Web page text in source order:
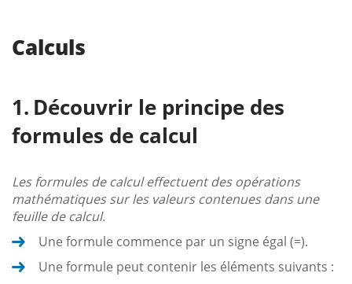
Calculs
Découvrir le principe des
formules de calcul
Les formules de calcul effectuent des opérations
mathématiques sur les valeurs contenues dans une
feuille de calcul.
Une formule commence par un signe égal (=).
Une formule peut contenir les éléments suivants :